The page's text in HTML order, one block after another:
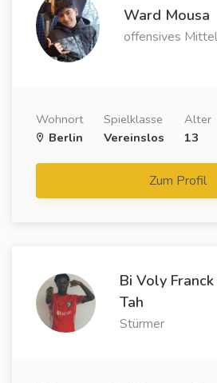
Ward Mousa
offensives
Wohnort
Berlin
Spielklasse
Vereinslos
Alter
13
Zum Profil
Bi Voly
Tah
Stürmer